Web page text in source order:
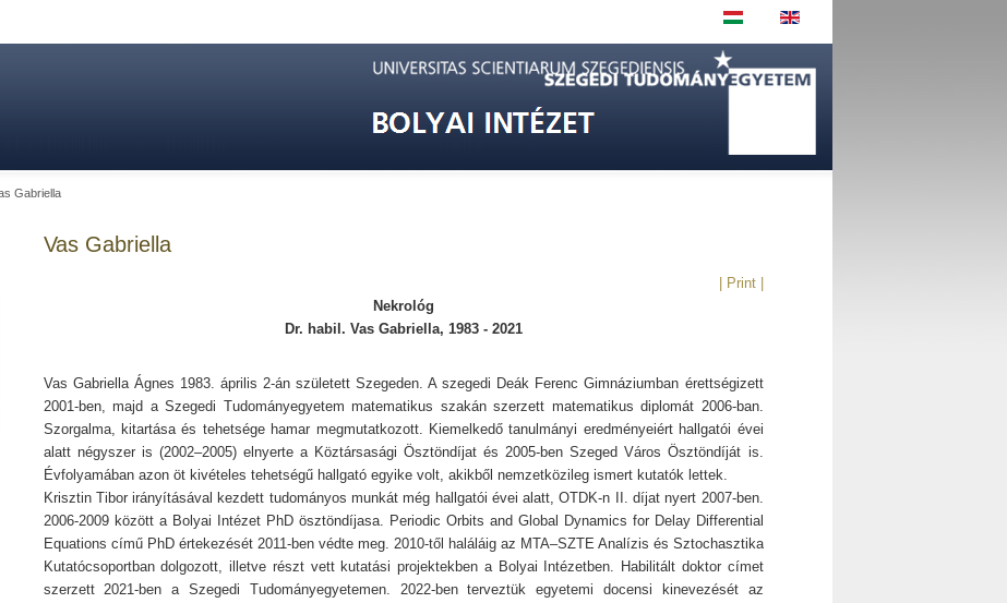
Gabriella
Vas Gabriella
| Print |
Nekrológ
Dr. habil. Vas Gabriella, 1983 - 2021
Vas Gabriella Ágnes 1983. április 2-án született Szegeden. A szegedi Deák Ferenc Gimnáziumban érettségizett
2001-ben, majd a Szegedi Tudományegyetem matematikus szakán szerzett matematikus diplomát 2006-ban.
Szorgalma, kitartása és tehetsége hamar megmutatkozott. Kiemelkedő tanulmányi eredményeiért hallgatói évei
alatt négyszer is (2002–2005) elnyerte a Köztársasági Ösztöndíjat és 2005-ben Szeged Város Ösztöndíját is.
Évfolyamában azon öt kivételes tehetségű hallgató egyike volt, akikből nemzetközileg ismert kutatók lettek.
Krisztin Tibor irányításával kezdett tudományos munkát még hallgatói évei alatt, OTDK-n II. díjat nyert 2007-ben.
2006-2009 között a Bolyai Intézet PhD ösztöndíjasa. Periodic Orbits and Global Dynamics for Delay Differential
Equations című PhD értekezését 2011-ben védte meg. 2010-től haláláig az MTA–SZTE Analízis és Sztochasztika
Kutatócsoportban dolgozott, illetve részt vett kutatási projektekben a Bolyai Intézetben. Habilitált doktor címet
szerzett 2021-ben a Szegedi Tudományegyetemen. 2022-ben terveztük egyetemi docensi kinevezését az